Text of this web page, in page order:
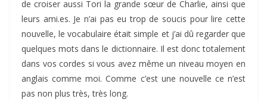
de croiser aussi Tori la grande sœur de Charlie, ainsi que
leurs ami.es. Je n’ai pas eu trop de soucis pour lire cette
nouvelle, le vocabulaire était simple et j’ai dû regarder que
quelques mots dans le dictionnaire. Il est donc totalement
dans vos cordes si vous avez même un niveau moyen en
anglais comme moi. Comme c’est une nouvelle ce n’est
pas non plus très, très long.